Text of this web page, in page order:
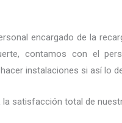
encargado de la
contamos con el
instalaciones si así lo
satisfacción total de